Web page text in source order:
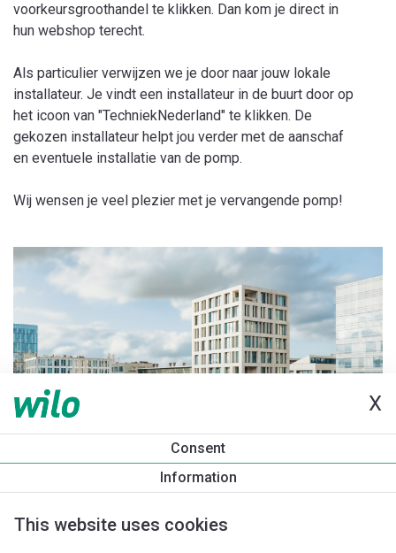
X
Consent
Information
This website uses cookies
voorkeursgroothandel te klikken. Dan kom je direct in
hun webshop terecht.
Als particulier verwijzen we je door naar jouw lokale
installateur. Je vindt een installateur in de buurt door op
het icoon van "TechniekNederland" te klikken. De
gekozen installateur helpt jou verder met de aanschaf
en eventuele installatie van de pomp.
Wij wensen je veel plezier met je vervangende pomp!